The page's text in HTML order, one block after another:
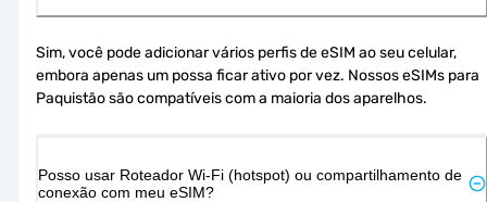
Sim, você pode adicionar vários perfis de eSIM ao seu celular,
embora apenas um possa ficar ativo por vez. Nossos eSIMs para
Paquistão são compatíveis com a maioria dos aparelhos.
Posso usar Roteador Wi-Fi (hotspot) ou compartilhamento de
conexão com meu eSIM?